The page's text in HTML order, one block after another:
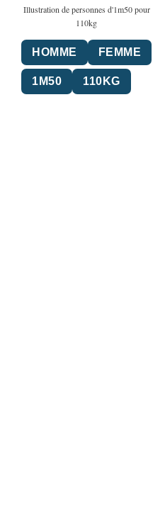
Illustration de personnes d'1m50 pour
110kg
HOMME FEMME
1M50 110KG